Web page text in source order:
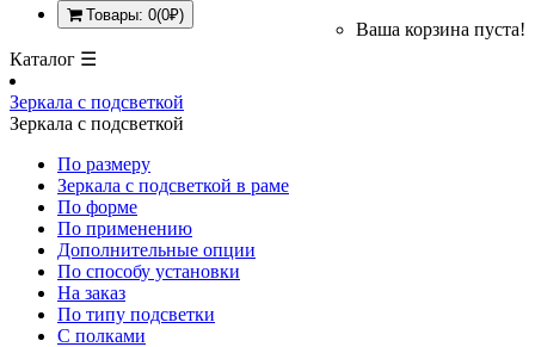
Товары: 0(0₽)
Ваша корзина пуста!
Каталог ☰
Зеркала с подсветкой
Зеркала с подсветкой
По размеру
Зеркала с подсветкой в раме
По форме
По применению
Дополнительные опции
По способу установки
На заказ
По типу подсветки
С полками